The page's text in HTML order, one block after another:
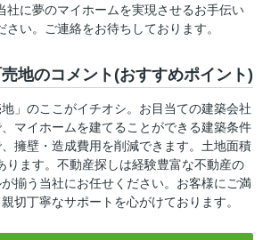
社に夢のマイホームを実現させるお手伝い
さい。ご連絡をお待ちしております。
地のコメント(おすすめポイント)
地」のここがイチオシ。お目当ての建築会社
マイホームを建てることができる建築条件
擁壁・造成費用を削減できます。土地面積
ります。不動産探しは経験豊富な不動産の
揃う当社にお任せください。お客様にご満
切丁寧なサポートを心がけております。